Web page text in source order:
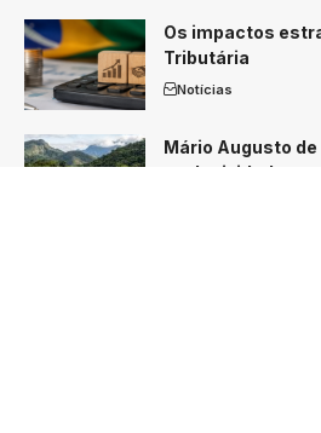
Os impactos
Tributária
Notícias
Mário Augusto
exclusividade e o